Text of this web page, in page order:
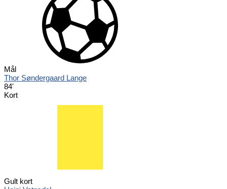
Mål
Thor Søndergaard Lange
84'
Kort
Gult kort